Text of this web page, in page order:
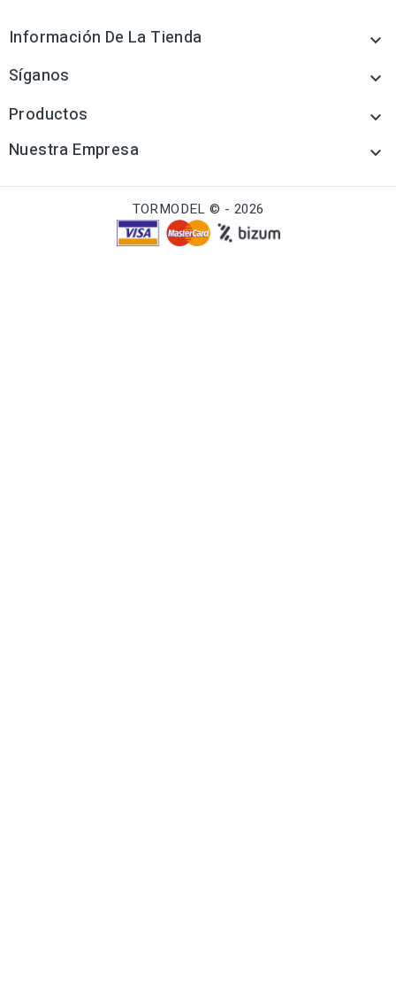
Información De La Tienda 
Síganos 
Productos 
Nuestra Empresa 
TORMODEL © - 2026